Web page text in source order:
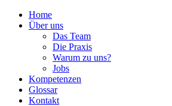
Home
Über uns
Das Team
Die Praxis
Warum zu uns?
Jobs
Kompetenzen
Glossar
Kontakt